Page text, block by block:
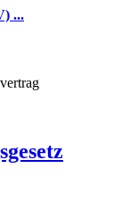
...